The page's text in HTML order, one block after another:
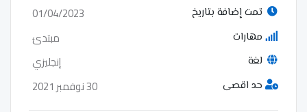
تمت إضافة بتاريخ 01/04/2023
مهارات مبتدئ
لغة إنجليزي
حد اقصى 30 نوفمبر 2021